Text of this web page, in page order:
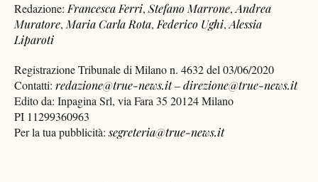
Redazione: Francesca Ferri,Stefano Marrone,Andrea
Muratore, Maria Carla Rota, Federico Ughi,Alessia
Liparoti
Registrazione Tribunale di Milano n. 4632 del 03/06/2020
Contatti:redazione@true-news.it–direzione@true-news.it
Edito da: Inpagina Srl, via Fara 35 20124 Milano
PI 11299360963
Per la tua pubblicità:segreteria@true-news.it